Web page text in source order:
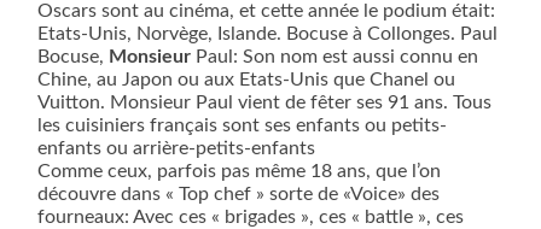
Oscars sont au cinéma, et cette année le podium était:
Etats-Unis, Norvège, Islande. Bocuse à Collonges. Paul
Bocuse, Monsieur Paul: Son nom est aussi connu en
Chine, au Japon ou aux Etats-Unis que Chanel ou
Vuitton. Monsieur Paul vient de fêter ses 91 ans. Tous
les cuisiniers français sont ses enfants ou petits-
enfants ou arrière-petits-enfants
Comme ceux, parfois pas même 18 ans, que l’on
découvre dans « Top chef » sorte de «Voice» des
fourneaux: Avec ces « brigades », ces « battle », ces